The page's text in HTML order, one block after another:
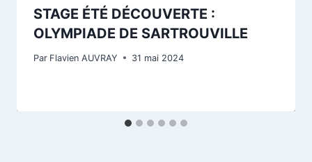
STAGE ÉTÉ DÉCOUVERTE :
OLYMPIADE DE SARTROUVILLE
Par Flavien AUVRAY 31 mai 2024